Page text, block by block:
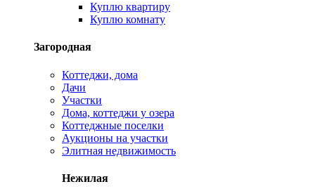
Куплю квартиру
Куплю комнату
Загородная
Коттеджи, дома
Дачи
Участки
Дома, коттеджи у озера
Коттеджные поселки
Аукционы на участки
Элитная недвижимость
Нежилая